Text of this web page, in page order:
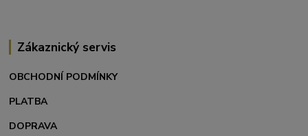
Zákaznický servis
OBCHODNÍ PODMÍNKY
PLATBA
DOPRAVA